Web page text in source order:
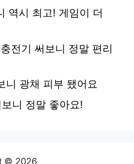
역시 최고! 게임이 더
전기 써보니 정말 편리
니 광채 피부 됐어요
니 정말 좋아요!
© 2026